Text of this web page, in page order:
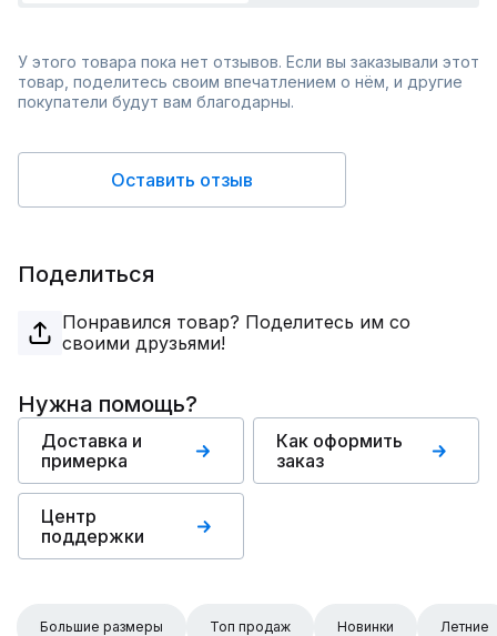
У этого товара пока нет отзывов. Если вы заказывали этот
товар, поделитесь своим впечатлением о нём, и другие
покупатели будут вам благодарны.
Оставить отзыв
Поделиться
Понравился товар? Поделитесь им со
своими друзьями!
Нужна помощь?
Доставка и
примерка
Как оформить
заказ
Центр
поддержки
Большие размеры Топ продаж Новинки Летние